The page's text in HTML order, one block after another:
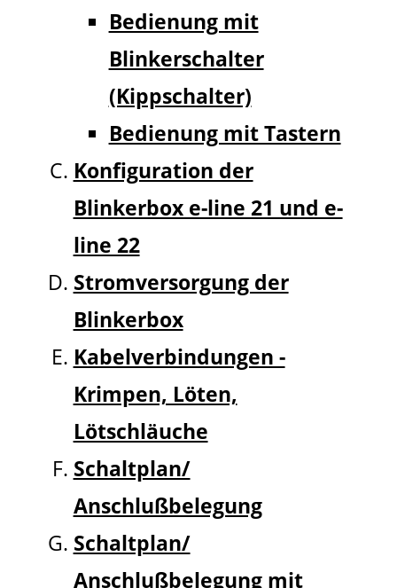
Bedienung mit
Blinkerschalter
(Kippschalter)
Bedienung mit Tastern
Konfiguration der
Blinkerbox e-line 21 und e-
line 22
Stromversorgung der
Blinkerbox
Kabelverbindungen -
Krimpen, Löten,
Lötschläuche
Schaltplan/
Anschlußbelegung
Schaltplan/
Anschlußbelegung mit